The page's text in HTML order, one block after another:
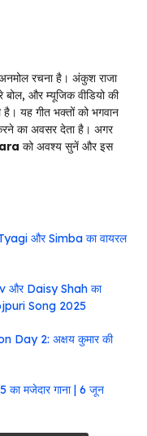
रचना है। अंकुश राजा
और म्यूजिक वीडियो की
यह गीत भक्तों को भगवान
का अवसर देता है। अगर
को अवश्य सुनें और इस
और Simba का वायरल
और Daisy Shah का
Song 2025
Day 2: अक्षय कुमार की
मजेदार गाना | 6 जून